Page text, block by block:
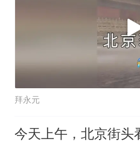
拜永元
今天上午，北京街头